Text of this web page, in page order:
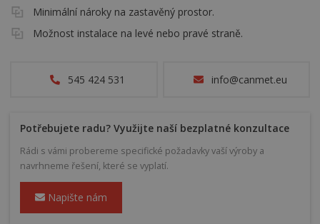
Minimální nároky na zastavěný prostor.
Možnost instalace na levé nebo pravé straně.
545 424 531 info@canmet.eu
Potřebujete radu? Využijte naší bezplatné konzultace
Rádi s vámi probereme specifické požadavky vaší výroby a
navrhneme řešení, které se vyplatí.
Napište nám